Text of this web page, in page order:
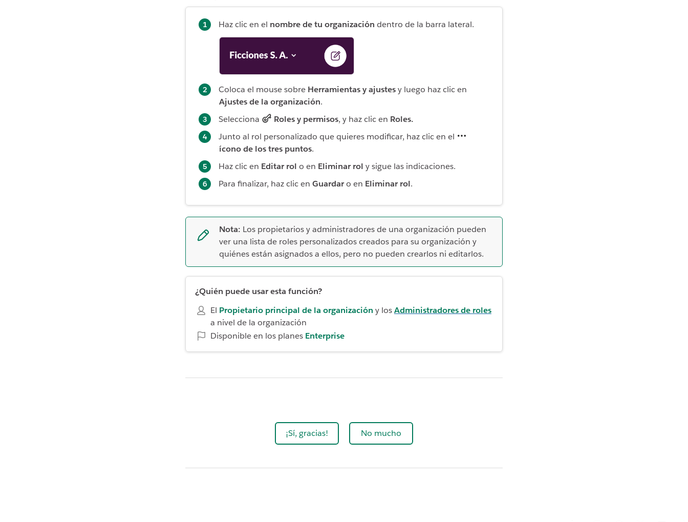
Haz clic en el nombre de tu organización dentro de la barra lateral.
Coloca el mouse sobre Herramientas y ajustesy luego haz clic en
Ajustes de la organización.
Selecciona
Roles y permisos, y haz clic en Roles.
Junto al rol personalizado que quieres modificar, haz clic en el
ícono de los tres puntos.
Haz clic en Editar rol o en Eliminar rol y sigue las indicaciones.
Para finalizar, haz clic en Guardaro en Eliminar rol.
Nota: Los propietarios y administradores de una organización pueden
ver una lista de roles personalizados creados para su organización y
quiénes están asignados a ellos, pero no pueden crearlos ni editarlos.
¿Quién puede usar esta función?
El Propietario principal de la organización y losAdministradores de roles
a nivel de la organización
Disponible en los planes Enterprise
¡Sí, gracias! No mucho